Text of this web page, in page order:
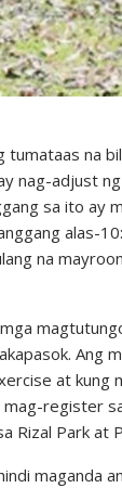
na
nag-adjust
sa ito ay
alas-
na
Ang
at kung
register
Rizal Park at
maganda